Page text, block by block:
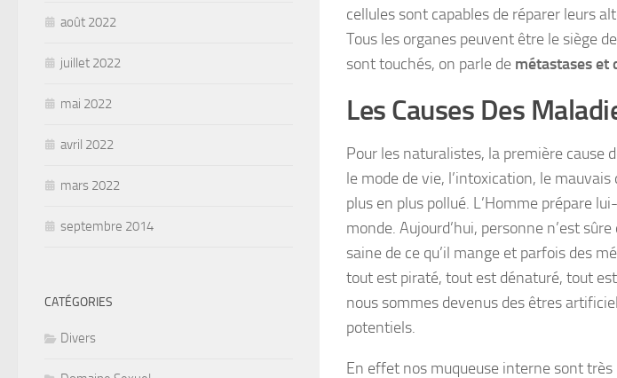
cellules sont capables de réparer leurs
Tous les organes peuvent être le siège
sont touchés, on parle de métastases et
Les Causes Des
Pour les naturalistes, la première cause
le mode de vie, l’intoxication, le
plus en plus pollué. L’Homme prépare
monde. Aujourd’hui, personne n’est
saine de ce qu’il mange et parfois des
tout est piraté, tout est dénaturé, tout
nous sommes devenus des êtres
potentiels.
En effet nos muqueuse interne sont
août 2022
juillet 2022
mai 2022
avril 2022
mars 2022
septembre 2014
CATÉGORIES
Divers